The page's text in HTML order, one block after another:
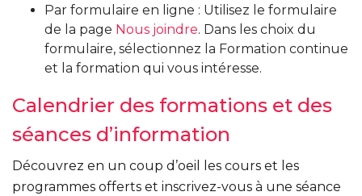
Par formulaire en ligne : Utilisez le formulaire
de la page Nous joindre. Dans les choix du
formulaire, sélectionnez la Formation continue
et la formation qui vous intéresse.
Calendrier des formations et des
séances d’information
Découvrez en un coup d’oeil les cours et les
programmes offerts et inscrivez-vous à une séance